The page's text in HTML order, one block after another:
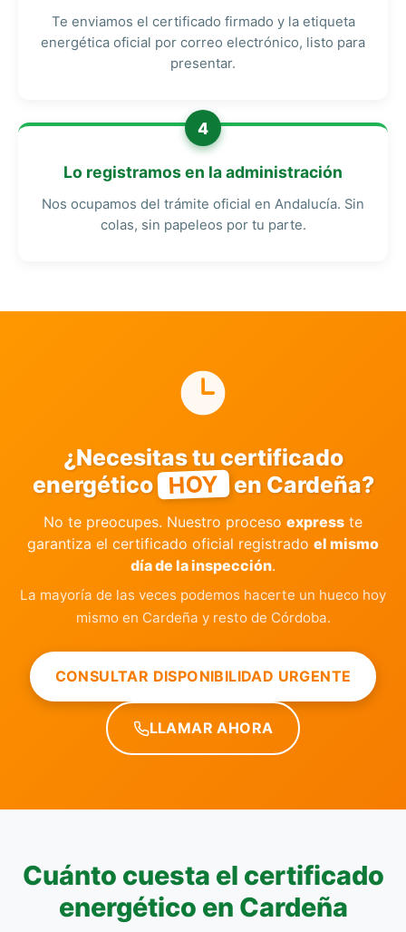
Te enviamos el certificado firmado y la etiqueta
energética oficial por correo electrónico, listo para
presentar.
4
Lo registramos en la administración
Nos ocupamos del trámite oficial en Andalucía. Sin
colas, sin papeleos por tu parte.
¿Necesitas tu certificado
energético HOY en Cardeña?
No te preocupes. Nuestro proceso express te
garantiza el certificado oficial registrado el mismo
día de la inspección.
La mayoría de las veces podemos hacerte un hueco hoy
mismo en Cardeña y resto de Córdoba.
CONSULTAR DISPONIBILIDAD URGENTE
LLAMAR AHORA
Cuánto cuesta el certificado
energético en Cardeña